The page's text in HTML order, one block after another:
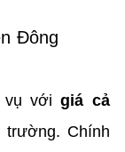
Đông
vụ vớigiá cả
Chính